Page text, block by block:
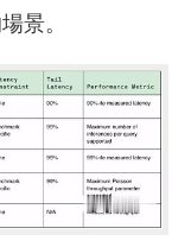
景。